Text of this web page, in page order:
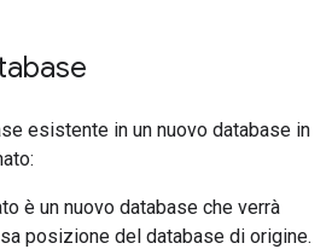
esistente in un nuovo database in
è un nuovo database che verrà
posizione del database di origine.